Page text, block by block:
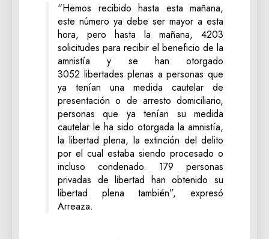
“Hemos recibido hasta esta mañana,
este número ya debe ser mayor a esta
hora, pero hasta la mañana, 4203
solicitudes para recibir el beneficio de la
amnistía y se han otorgado
3052 libertades plenas a personas que
ya tenían una medida cautelar de
presentación o de arresto domiciliario,
personas que ya tenían su medida
cautelar le ha sido otorgada la amnistía,
la libertad plena, la extinción del delito
por el cual estaba siendo procesado o
incluso condenado. 179 personas
privadas de libertad han obtenido su
libertad plena también”, expresó
Arreaza.